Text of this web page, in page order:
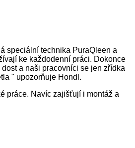
speciální technika PuraQleen a
ke každodenní práci. Dokonce
a naši pracovníci se jen zřídka
" upozorňuje Hondl.
práce. Navíc zajišťují i montáž a